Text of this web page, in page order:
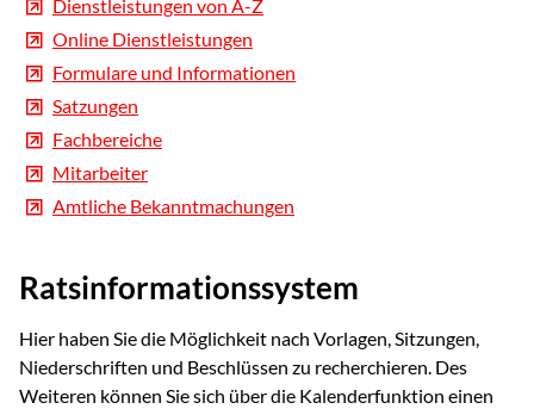
Dienstleistungen von A-Z
Online Dienstleistungen
Formulare und Informationen
Satzungen
Fachbereiche
Mitarbeiter
Amtliche Bekanntmachungen
Ratsinformationssystem
Hier haben Sie die Möglichkeit nach Vorlagen, Sitzungen,
Niederschriften und Beschlüssen zu recherchieren. Des
Weiteren können Sie sich über die Kalenderfunktion einen